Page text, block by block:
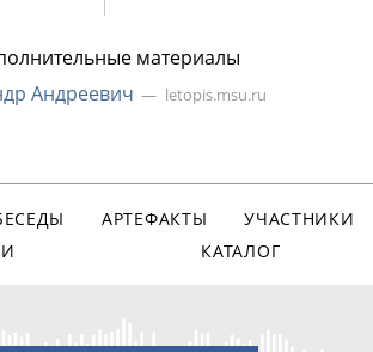
материалы
Андреевич
letopis.msu.ru
АРТЕФАКТЫ
УЧАСТНИКИ
КАТАЛОГ